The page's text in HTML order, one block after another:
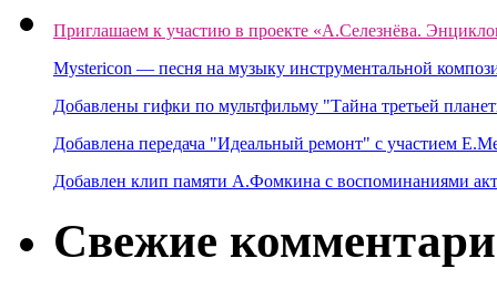
Приглашаем к участию в проекте «А.Селезнёва.
Mystericon — песня на музыку инструментальной
Добавлены гифки по мультфильму "Тайна третьей
Добавлена передача "Идеальный ремонт" с участием
Добавлен клип памяти А.Фомкина с воспоминаниями
Свежие